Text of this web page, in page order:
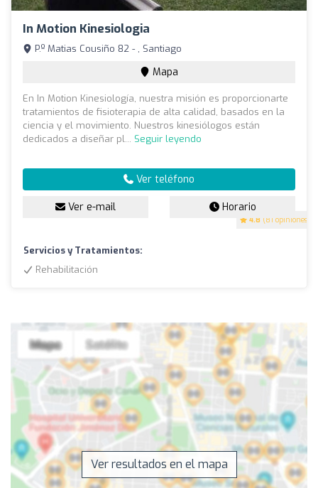
In Motion Kinesiologia
4.8 (81 opiniones)
P.º Matias Cousiño 82 - , Santiago
Mapa
En In Motion Kinesiología, nuestra misión es proporcionarte
tratamientos de fisioterapia de alta calidad, basados en la
ciencia y el movimiento. Nuestros kinesiólogos están
dedicados a diseñar pl... Seguir leyendo
Ver teléfono
Ver e-mail Horario
Servicios y Tratamientos:
Rehabilitación
Ver resultados en el mapa